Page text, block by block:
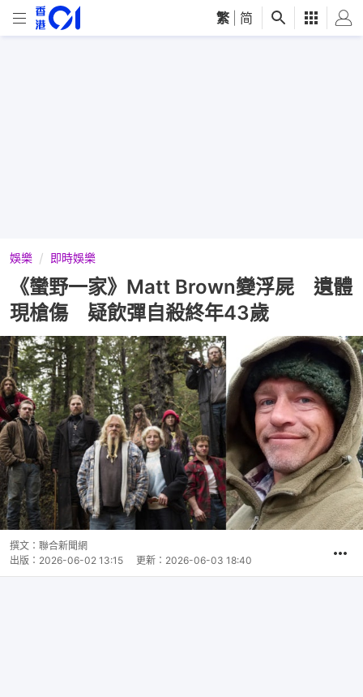
繁 简
娛樂 即時娛樂
《蠻野一家》Matt Brown變浮屍 遺體
現槍傷 疑飲彈自殺終年43歲
撰文： 聯合新聞網
出版： 2026-06-02 13:15 更新： 2026-06-03 18:40